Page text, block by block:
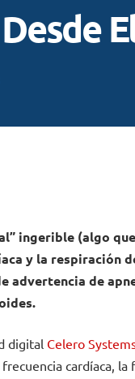
ingerible (algo
y la respiración
advertencia de
digital Celero
cardíaca,